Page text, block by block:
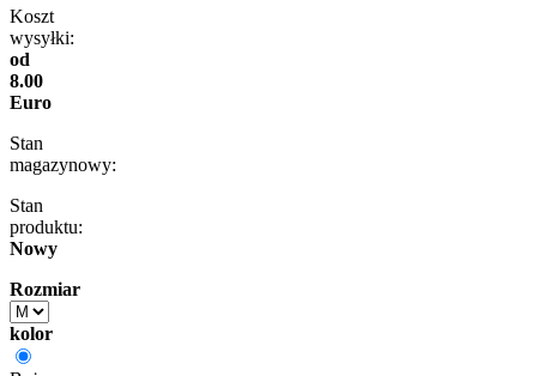
Koszt
wysyłki:
od
8.00
Euro
Stan
magazynowy:
Stan
produktu:
Nowy
Rozmiar
kolor